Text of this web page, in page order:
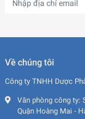
Về chúng tôi
Công ty TNHH Dược
Văn phòng công ty:
Quận Hoàng Mai -